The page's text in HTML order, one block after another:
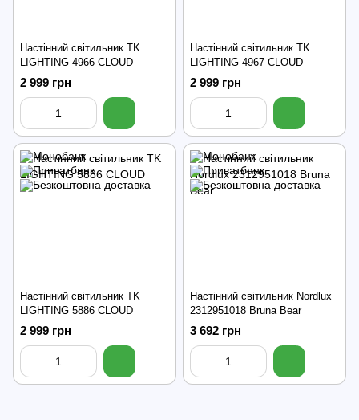
Настінний світильник TK
LIGHTING 4966 CLOUD
2 999 грн
Настінний світильник TK
LIGHTING 4967 CLOUD
2 999 грн
Настінний світильник TK
LIGHTING 5886 CLOUD
2 999 грн
Настінний світильник Nordlux
2312951018 Bruna Bear
3 692 грн